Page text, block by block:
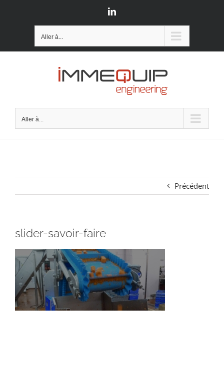
LinkedIn
Aller à...
Aller à...
Précédent
slider-savoir-faire